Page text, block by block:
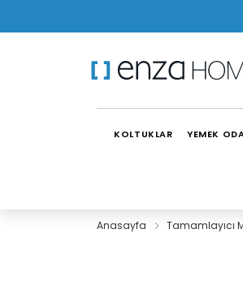
KOLTUKLAR YEMEK
Anasayfa Tamamlayıcı